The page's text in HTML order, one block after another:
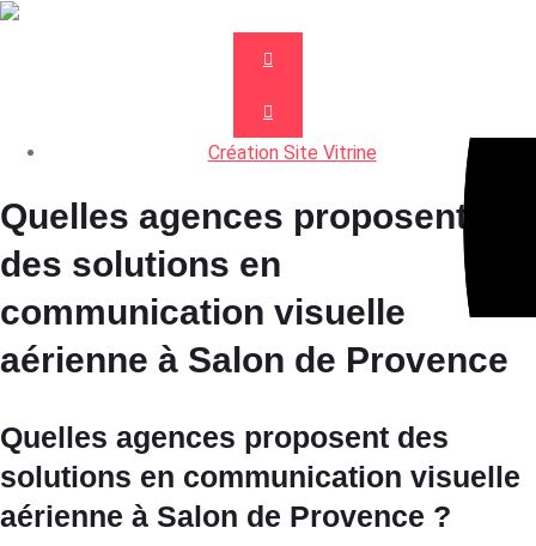
Création Site Vitrine
Quelles agences proposent
des solutions en
communication visuelle
aérienne à Salon de Provence
Quelles agences proposent des
solutions en communication visuelle
aérienne à Salon de Provence ?